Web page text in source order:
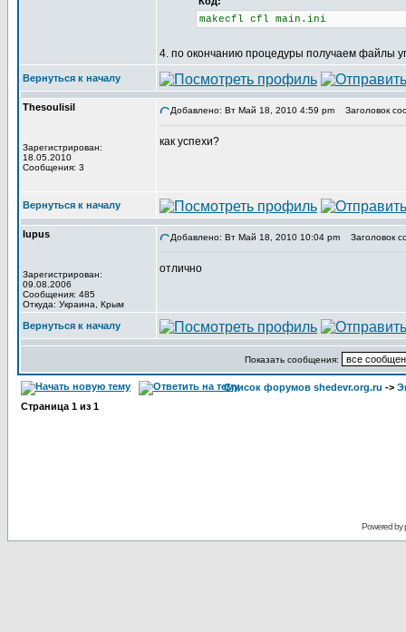
makecfl cfl main.ini
4. по окончанию процедуры получаем файлы
Вернуться к началу
Thesoulisil
Зарегистрирован:
18.05.2010
Сообщения: 3
Добавлено: Вт Май 18, 2010 4:59 pm Заголовок
как успехи?
Вернуться к началу
lupus
Зарегистрирован:
09.08.2006
Сообщения: 485
Откуда: Украина, Крым
Добавлено: Вт Май 18, 2010 10:04 pm Заголовок
отлично
Вернуться к началу
Показать сообщения:
Список форумов shedevr.org.ru ->
Страница 1 из 1
Powered by